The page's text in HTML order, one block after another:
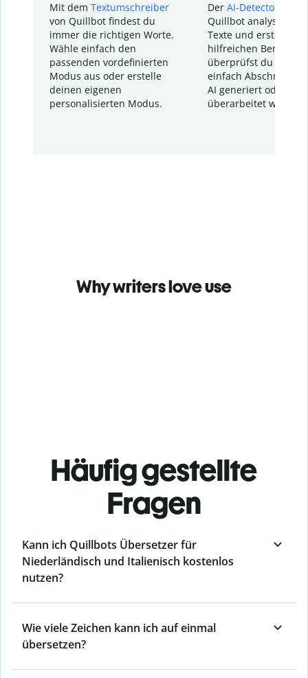
Mit dem Textumschreiber
von Quillbot findest du
immer die richtigen Worte.
Wähle einfach den
passenden vordefinierten
Modus aus oder erstelle
deinen eigenen
personalisierten Modus.
Der AI-Detector
Quillbot analysiert
Texte und erstellt
hilfreichen Bericht.
überprüfst du
einfach Abschnitte,
AI generiert oder
überarbeitet wurden.
Why writers love use
Häufig gestellte
Fragen
Kann ich Quillbots Übersetzer für
Niederländisch und Italienisch kostenlos
nutzen?
Wie viele Zeichen kann ich auf einmal
übersetzen?